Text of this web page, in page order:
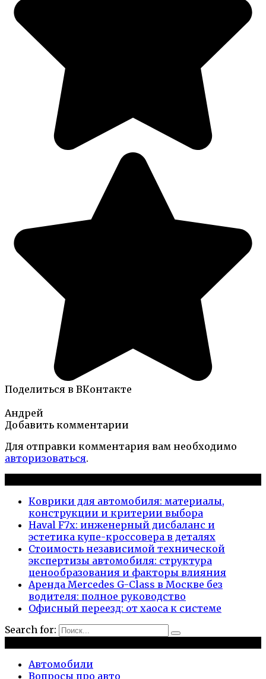
Поделиться в ВКонтакте
Андрей
Добавить комментарии
Для отправки комментария вам необходимо
авторизоваться.
Коврики для автомобиля: материалы,
конструкции и критерии выбора
Haval F7x: инженерный дисбаланс и
эстетика купе-кроссовера в деталях
Стоимость независимой технической
экспертизы автомобиля: структура
ценообразования и факторы влияния
Аренда Mercedes G-Class в Москве без
водителя: полное руководство
Офисный переезд: от хаоса к системе
Search for:
Автомобили
Вопросы про авто